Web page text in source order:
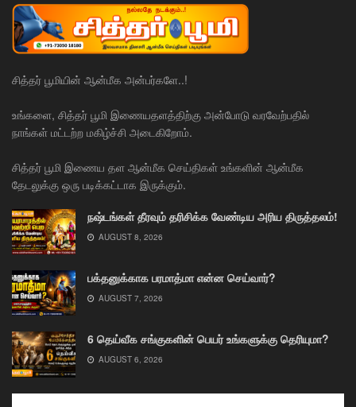
சித்தர் பூமியின் ஆன்மீக அன்பர்களே..!
உங்களை, சித்தர் பூமி இணையதளத்திற்கு அன்போடு வரவேற்பதில்
நாங்கள் மட்டற்ற மகிழ்ச்சி அடைகிறோம்.
சித்தர் பூமி இணைய தள ஆன்மீக செய்திகள் உங்களின் ஆன்மீக
தேடலுக்கு ஒரு படிக்கட்டாக இருக்கும்.
நஷ்டங்கள் தீரவும் தரிசிக்க வேண்டிய அரிய திருத்தலம்!
AUGUST 8, 2026
பக்தனுக்காக பரமாத்மா என்ன செய்வார்?
AUGUST 7, 2026
6 தெய்வீக சங்குகளின் பெயர் உங்களுக்கு தெரியுமா?
AUGUST 6, 2026